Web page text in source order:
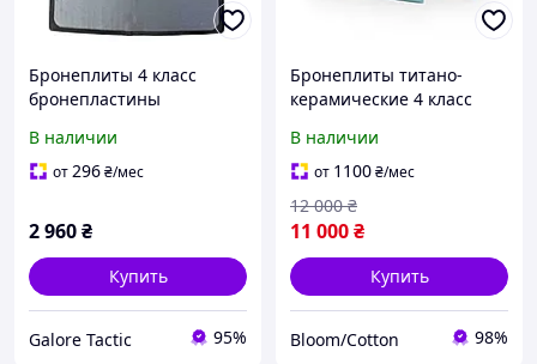
Бронеплиты 4 класс
бронепластины
захисту бронеплити
MARS 600 6мм (вес 3.5 кг)
бронежилета плити
В наличии
от296₴/мес
2 960₴
Купить
Galore Tactic 95%
Бронеплиты титано-
керамические 4 класс
(комплект 2 шт, 2,2 кг)
В наличии
от 1100₴/мес
11 000₴
12 000 ₴
Купить
Bloom/Cotton 98%